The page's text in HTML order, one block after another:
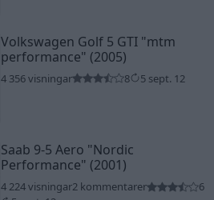
Volkswagen Golf 5 GTI "mtm
performance" (2005)
4 356 visningar 8 5 sept. 12
Saab 9-5 Aero "Nordic
Performance" (2001)
4 224 visningar2 kommentarer
6